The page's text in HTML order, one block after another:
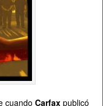
cuando Carfax publicó